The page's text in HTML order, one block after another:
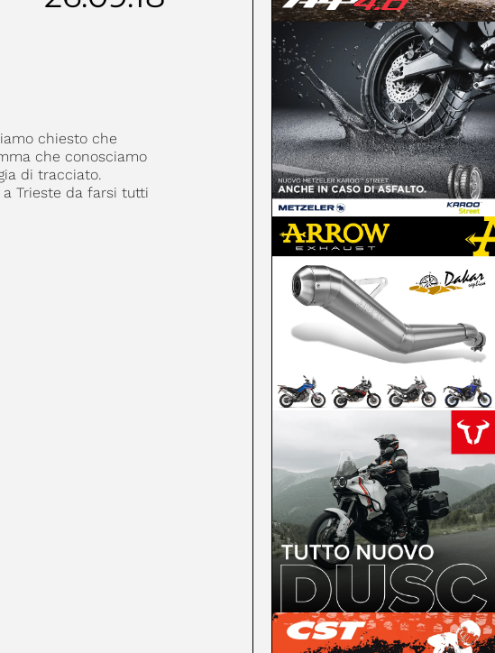
chiesto che
che conosciamo
di tracciato.
Trieste da farsi tutti